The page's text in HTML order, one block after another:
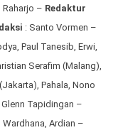
Raharjo – Redaktur
: Santo Vormen –
Paul Tanesib, Erwi,
Serafim (Malang),
Pahala, Nono
Glenn Tapidingan –
Ardian –